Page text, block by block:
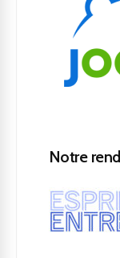
Notre